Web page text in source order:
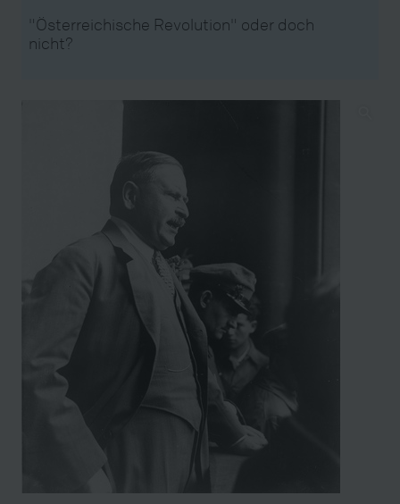
"Österreichische Revolution" oder doch
nicht?